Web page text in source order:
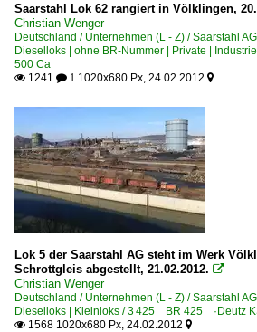
Saarstahl Lok 62 rangiert in Völklingen,
Christian Wenger
Deutschland / Unternehmen (L - Z) / Saarstahl
Dieselloks | ohne BR-Nummer | Private |
500 Ca
 1241  1 1020x680 Px, 24.02.2012 
Lok 5 der Saarstahl AG steht im Werk
Schrottgleis abgestellt, 21.02.2012. 
Christian Wenger
Deutschland / Unternehmen (L - Z) / Saarstahl
Dieselloks | Kleinloks / 3 425 BR 425 ·Deutz
 1568 1020x680 Px, 24.02.2012 